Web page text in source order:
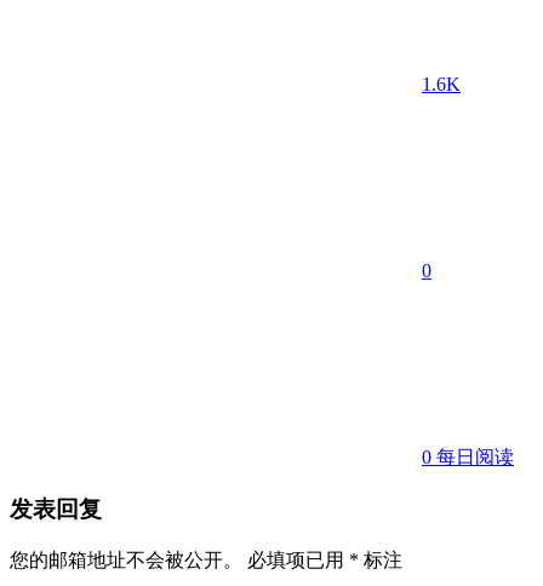
1.6K
0
0 每日阅读
发表回复
您的邮箱地址不会被公开。 必填项已用 * 标注